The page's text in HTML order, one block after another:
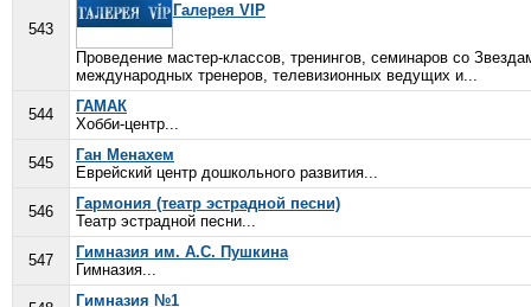
543
Галерея VIP
Проведение мастер-классов, тренингов, семинаров со
международных тренеров, телевизионных ведущих и...
544
ГАМАК
Хобби-центр...
545
Ган Менахем
Еврейский центр дошкольного развития...
546
Гармония (театр эстрадной песни)
Театр эстрадной песни...
547
Гимназия им. А.С. Пушкина
Гимназия...
Гимназия №1